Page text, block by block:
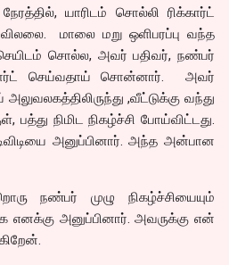
யாரிடம் சொல்லி ரிக்கார்ட்
மாலை மறு ஒளிபரப்பு வந்த
சொல்ல, அவர் பதிவர், நண்பர்
செய்வதாய் சொன்னார். அவர்
,வீட்டுக்கு வந்து
பத்து நிமிட நிகழ்ச்சி போய்விட்டது.
அனுப்பினார். அந்த அன்பான
நண்பர் முழு நிகழ்ச்சியையும்
அனுப்பினார். அவருக்கு என்